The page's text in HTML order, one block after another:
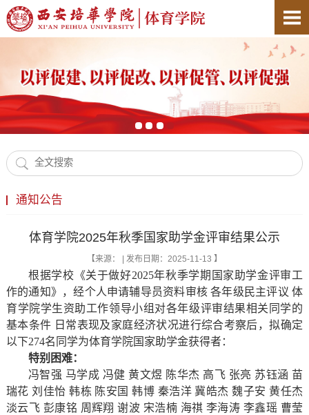
通知公告
体育学院2025年秋季国家助学金评审结果公示
【来源： | 发布日期：2025-11-13 】
根据学校《关于做好2025年秋季学期国家助学金评审工
作的通知》，经个人申请辅导员资料审核 各年级民主评议 体
育学院学生资助工作领导小组对各年级评审结果相关同学的
基本条件 日常表现及家庭经济状况进行综合考察后，拟确定
以下274名同学为体育学院国家助学金获得者：
特别困难：
冯智强 马学成 冯健 黄文煜 陈华杰 高飞 张亮 苏钰涵 苗
瑞花 刘佳怡 韩栋 陈安国 韩博 秦浩洋 冀皓杰 魏子安 黄任杰
淡云飞 彭康铭 周辉翔 谢波 宋浩楠 海祺 李海涛 李鑫瑶 曹莹